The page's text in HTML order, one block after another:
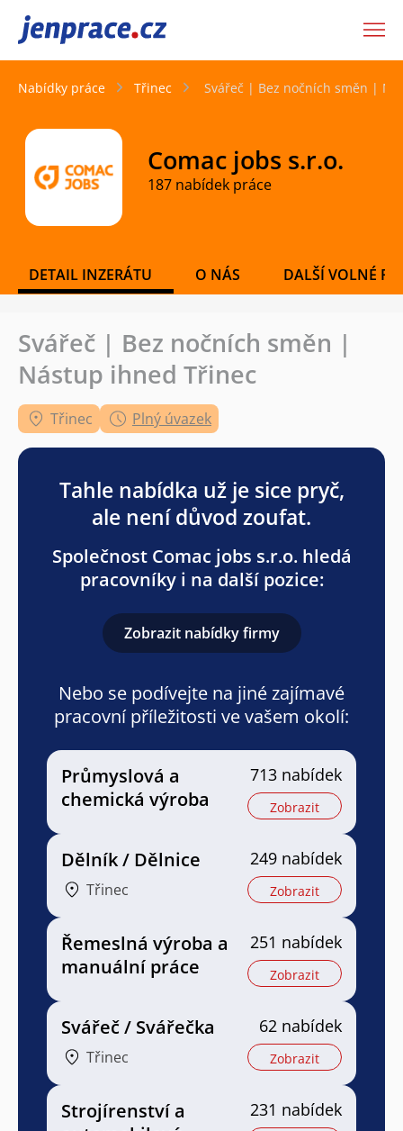
JenPráce.cz
Nabídky práce Třinec Svářeč | Bez nočních směn |
Comac jobs s.r.o.
187 nabídek práce
DETAIL INZERÁTU O NÁS DALŠÍ VOLNÉ
Svářeč | Bez nočních směn |
Nástup ihned Třinec
Třinec Plný úvazek
Tahle nabídka už je sice pryč,
ale není důvod zoufat.
Společnost Comac jobs s.r.o. hledá
pracovníky i na další pozice:
Zobrazit nabídky firmy
Nebo se podívejte na jiné zajímavé
pracovní příležitosti ve vašem okolí:
Průmyslová a
chemická výroba
713 nabídek
Zobrazit
Dělník / Dělnice
Třinec
249 nabídek
Zobrazit
Řemeslná výroba a
manuální práce
251 nabídek
Zobrazit
Svářeč / Svářečka
Třinec
62 nabídek
Zobrazit
Strojírenství a
231 nabídek